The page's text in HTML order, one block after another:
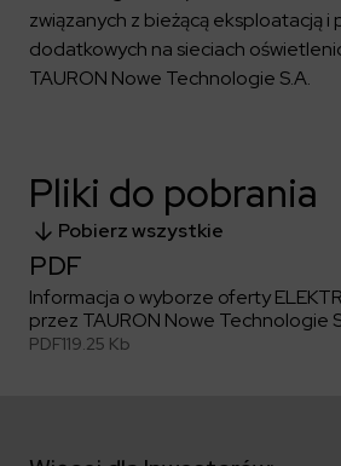
Aquila
Magazyny energii
ELEKTROTIM na GPW
Kontakt dla inwestorów
Poradnik rekrutacyjny
Dlaczego warto?
Staże i praktyki
Program Partnerski
Formularz dla dostawców
Dowiedz się więcej
Ład korporacyjny
Sygnaliści
Zintegrowany System
Strefa wiedzy
Czytaj więcej
ELEKTROTIM w mediach
Materiały prasowe
Kontakt dla mediów
Kontakt
związanych z bieżącą eksploatacją
dodatkowych na sieciach
TAURON Nowe Technologie S.A.
Pliki do pobrania
Pobierz wszystkie
PDF
Informacja o wyborze oferty
przez TAURON Nowe Technologie
PDF119.25 Kb